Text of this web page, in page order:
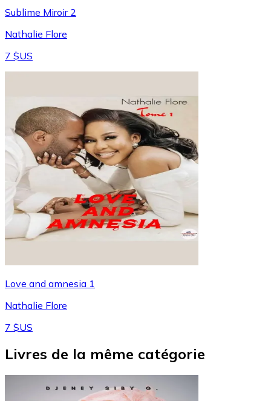
Sublime Miroir 2
Nathalie Flore
7 $US
Love and amnesia 1
Nathalie Flore
7 $US
Livres de la même catégorie